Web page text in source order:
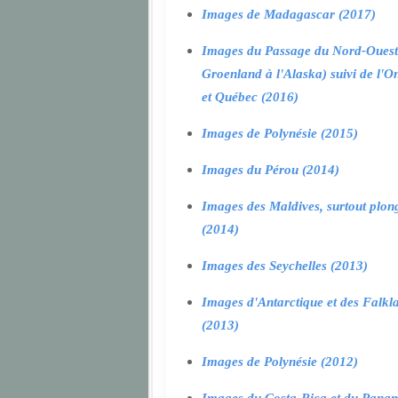
Images de Madagascar (2017)
Images du Passage du Nord-
Groenland à l'Alaska) suivi de
et Québec (2016)
Images de Polynésie (2015)
Images du Pérou (2014)
Images des Maldives, surtout
(2014)
Images des Seychelles (2013)
Images d'Antarctique et des
(2013)
Images de Polynésie (2012)